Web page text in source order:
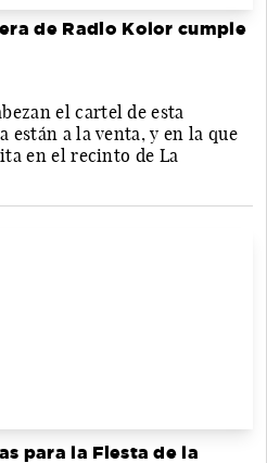
de Radio Kolor cumple
el cartel de esta
están a la venta, y en la que
en el recinto de La
para la Fiesta de la